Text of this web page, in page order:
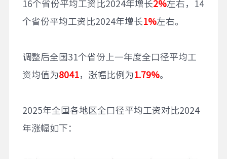
16个省份平均工资比2024年增长2%左右，14
个省份平均工资比2024年增长1%左右。
调整后全国31个省份上一年度全口径平均工
资均值为8041 ，涨幅比例为1.79%。
2025年全国各地区全口径平均工资对比2024
年涨幅如下：